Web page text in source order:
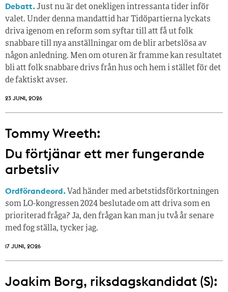
Debatt.Just nu är det onekligen intressanta tider inför
valet. Under denna mandattid har Tidöpartierna lyckats
driva igenom en reform som syftar till att få ut folk
snabbare till nya anställningar om de blir arbetslösa av
någon anledning. Men om oturen är framme kan resultatet
bli att folk snabbare drivs från hus och hem i stället för det
de faktiskt avser.
23 JUNI, 2026
Tommy Wreeth:
Du förtjänar ett mer fungerande
arbetsliv
Ordförandeord. Vad händer med arbetstidsförkortningen
som LO-kongressen 2024 beslutade om att driva som en
prioriterad fråga? Ja, den frågan kan man ju två år senare
med fog ställa, tycker jag.
17 JUNI, 2026
Joakim Borg, riksdagskandidat (S):